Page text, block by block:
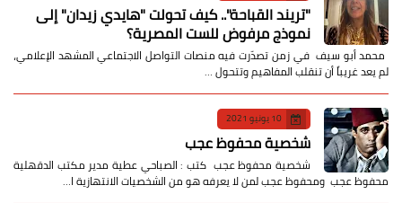
​"تريند القباحة".. كيف تحولت "هايدي زيدان" إلى
نموذج مرفوض للست المصرية؟
​ محمد أبو سيف ​في زمن تصدّرت فيه منصات التواصل الاجتماعي المشهد الإعلامي،
لم يعد غريباً أن تنقلب المفاهيم وتتحول …
10 يونيو 2021
شخصية محفوظ عجب
شخصية محفوظ عجب كتب : الصباحي عطية مدير مكتب الدقهلية
محفوظ عجب ومحفوظ عجب لمن لا يعرفه هو من الشخصيات الانتهازية ا…